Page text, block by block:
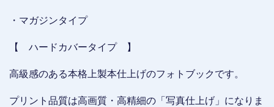
・マガジンタイプ
【 ハードカバータイプ 】
高級感のある本格上製本仕上げのフォトブックです。
プリント品質は高画質・高精細の「写真仕上げ」になりま